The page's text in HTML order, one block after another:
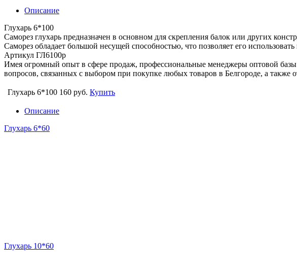
Описание
Глухарь 6*100
Саморез глухарь предназначен в основном для скрепления балок или других
Саморез обладает большой несущей способностью, что позволяет его
Артикул ГЛ6100р
Имея огромный опыт в сфере продаж, профессиональные менеджеры оптовой
вопросов, связанных с выбором при покупке любых товаров в Белгороде, а также
Глухарь 6*100 160 руб. Купить
Описание
Глухарь 6*60
Глухарь 10*60